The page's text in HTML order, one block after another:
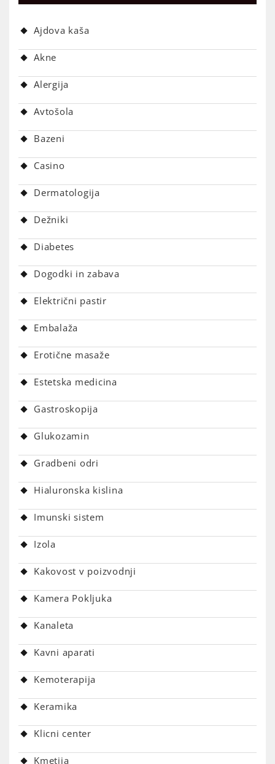
Ajdova kaša
Akne
Alergija
Avtošola
Bazeni
Casino
Dermatologija
Dežniki
Diabetes
Dogodki in zabava
Električni pastir
Embalaža
Erotične masaže
Estetska medicina
Gastroskopija
Glukozamin
Gradbeni odri
Hialuronska kislina
Imunski sistem
Izola
Kakovost v poizvodnji
Kamera Pokljuka
Kanaleta
Kavni aparati
Kemoterapija
Keramika
Klicni center
Kmetija